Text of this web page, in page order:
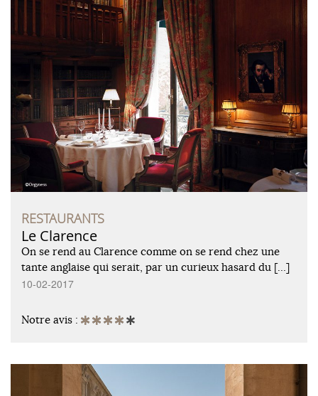
RESTAURANTS
Le Clarence
On se rend au Clarence comme on se rend chez une
tante anglaise qui serait, par un curieux hasard du […]
10-02-2017
Notre avis :